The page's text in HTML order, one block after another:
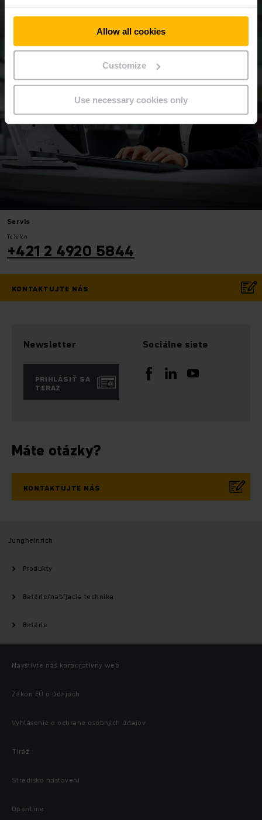
Allow all cookies
Customize
Use necessary cookies only
Servis
Telefón
+421 2 4920 5844
KONTAKTUJTE NÁS
Newsletter
PRIHLÁSIŤ SA
TERAZ
Sociálne siete
Máte otázky?
KONTAKTUJTE NÁS
Jungheinrich
Produkty
Batérie/nabíjacia technika
Batérie
Navštívte náš korporatívny web
Zákon EÚ o údajoch
Vyhlásenie o ochrane osobných údajov
Tiráž
Stredisko nastavení
OpenLine